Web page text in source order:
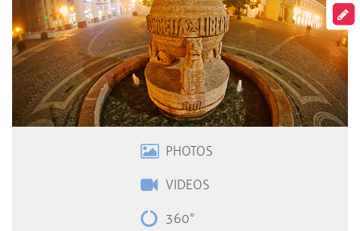
PHOTOS
VIDEOS
360°